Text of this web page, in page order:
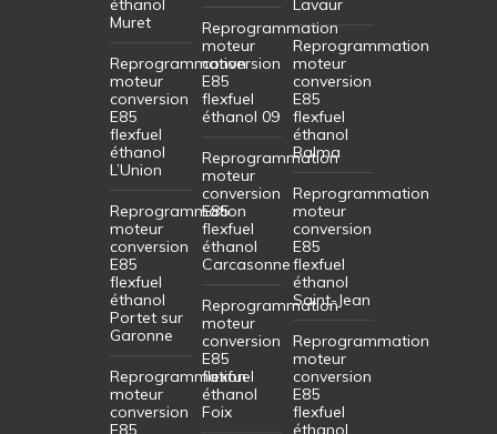
éthanol
Muret
Reprogrammation
moteur
conversion
E85
flexfuel
éthanol
L’Union
Reprogrammation
moteur
conversion
E85
flexfuel
éthanol
Portet sur
Garonne
Reprogrammation
moteur
conversion
E85
Reprogrammation
moteur
conversion
E85
flexfuel
éthanol 09
Reprogrammation
moteur
conversion
E85
flexfuel
éthanol
Carcasonne
Reprogrammation
moteur
conversion
E85
flexfuel
éthanol
Foix
Lavaur
Reprogrammation
moteur
conversion
E85
flexfuel
éthanol
Balma
Reprogrammation
moteur
conversion
E85
flexfuel
éthanol
Saint-Jean
Reprogrammation
moteur
conversion
E85
flexfuel
éthanol